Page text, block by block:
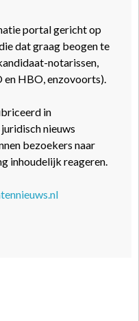
portal gericht op
dat graag beogen te
notarissen,
en HBO, enzovoorts).
in
nieuws
bezoekers naar
inhoudelijk reageren.